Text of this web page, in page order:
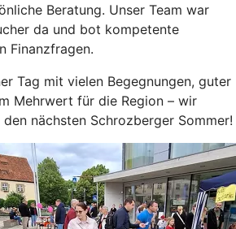
Beratung. Unser Team war
da und bot kompetente
Finanzfragen.
Tag mit vielen Begegnungen, guter
Mehrwert für die Region – wir
nächsten Schrozberger Sommer!